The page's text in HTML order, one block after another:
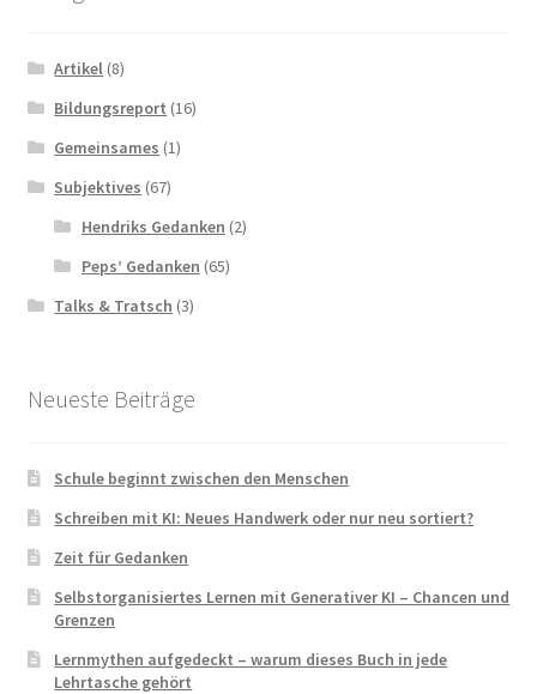
Artikel (8)
Bildungsreport (16)
Gemeinsames (1)
Subjektives (67)
Hendriks Gedanken (2)
Peps’ Gedanken (65)
Talks & Tratsch (3)
Neueste Beiträge
Schule beginnt zwischen den Menschen
Schreiben mit KI: Neues Handwerk oder nur neu sortiert?
Zeit für Gedanken
Selbstorganisiertes Lernen mit Generativer KI – Chancen und
Grenzen
Lernmythen aufgedeckt – warum dieses Buch in jede
Lehrtasche gehört